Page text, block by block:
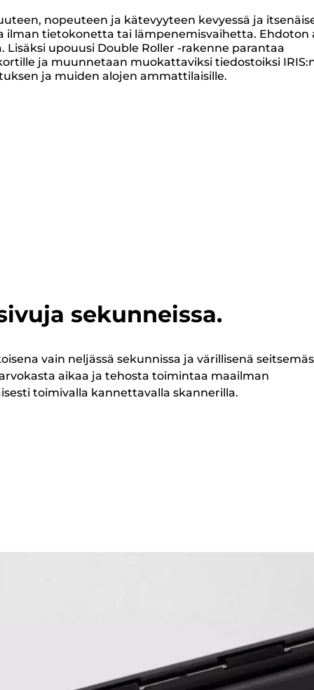
nopeuteen ja kätevyyteen kevyessä ja
ilman tietokonetta tai lämpenemisvaihetta. Ehdoton
upouusi Double Roller -rakenne parantaa
ja muunnetaan muokattaviksi tiedostoiksi
ja muiden alojen ammattilaisille.
sekunneissa.
vain neljässä sekunnissa ja värillisenä
aikaa ja tehosta toimintaa maailman
toimivalla kannettavalla skannerilla.